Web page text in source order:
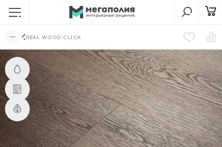
REAL WOOD CLICK